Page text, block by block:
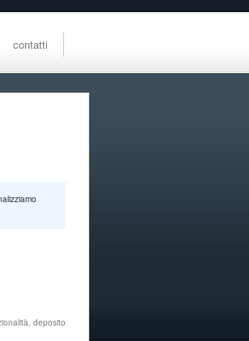
contatti
deposito